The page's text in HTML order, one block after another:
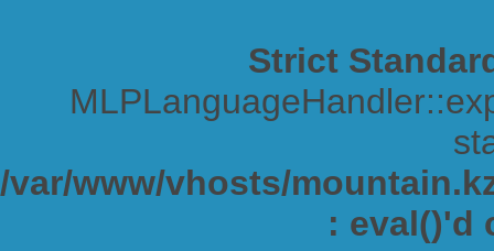
Strict
/var/www/vhosts/
: eval()'d